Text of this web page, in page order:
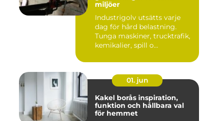
miljöer
Industrigolv utsätts varje
dag för hård belastning.
Tunga maskiner, trucktrafik,
kemikalier, spill o...
01. jun
Kakel borås inspiration,
funktion och hållbara val
för hemmet